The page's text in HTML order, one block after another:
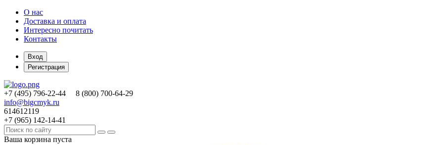
О нас
Доставка и оплата
Интересно почитать
Контакты
Вход
Регистрация
+7 (495) 796-22-44 8 (800) 700-64-29
info@bigcmyk.ru
614612119
+7 (965) 142-14-41
Ваша корзина пуста